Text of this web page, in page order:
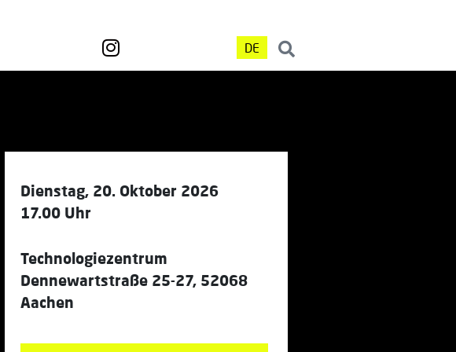
DE
Dienstag, 20. Oktober 2026
17.00 Uhr
Technologiezentrum
Dennewartstraße 25-27, 52068
Aachen